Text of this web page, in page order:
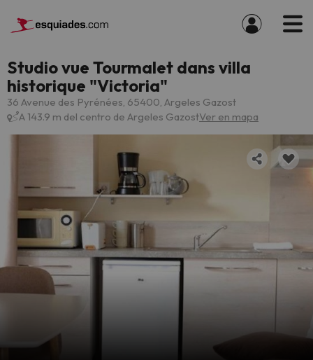
Studio vue Tourmalet dans villa
historique "Victoria"
36 Avenue des Pyrénées, 65400, Argeles Gazost
A 143.9 m del centro de Argeles GazostVer en mapa